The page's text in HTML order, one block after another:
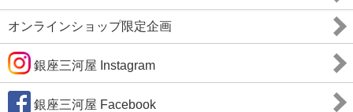
オンラインショップ限定企画
銀座三河屋 Instagram
銀座三河屋 Facebook